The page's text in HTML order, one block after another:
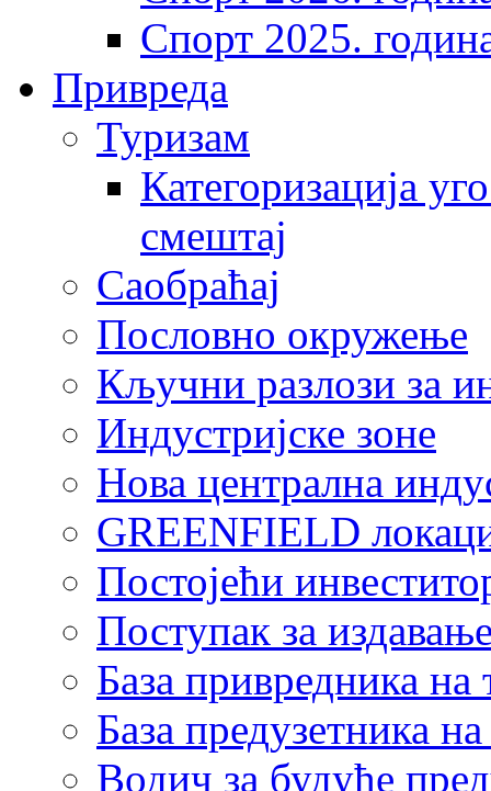
Спорт 2025.
Привреда
Туризам
Категоризација
смештај
Саобраћај
Пословно окружење
Кључни разлози за
Индустријске зоне
Нова централна
GREENFIELD
Постојећи
Поступак за
База привредника
База предузетника
Водич за будуће